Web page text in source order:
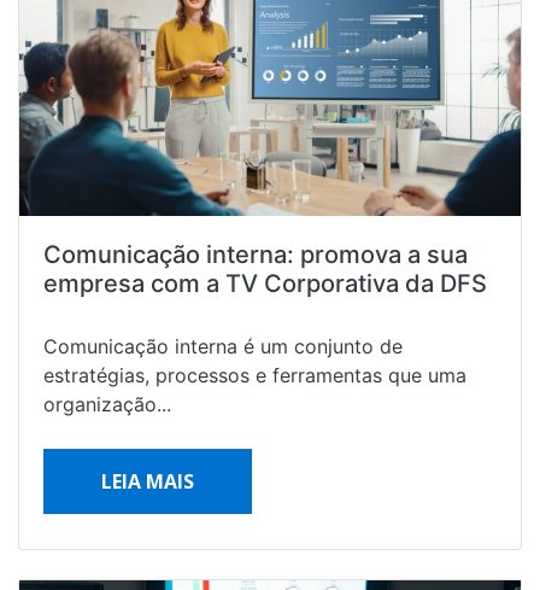
Comunicação interna: promova a sua
empresa com a TV Corporativa da DFS
Comunicação interna é um conjunto de
estratégias, processos e ferramentas que uma
organização...
LEIA MAIS